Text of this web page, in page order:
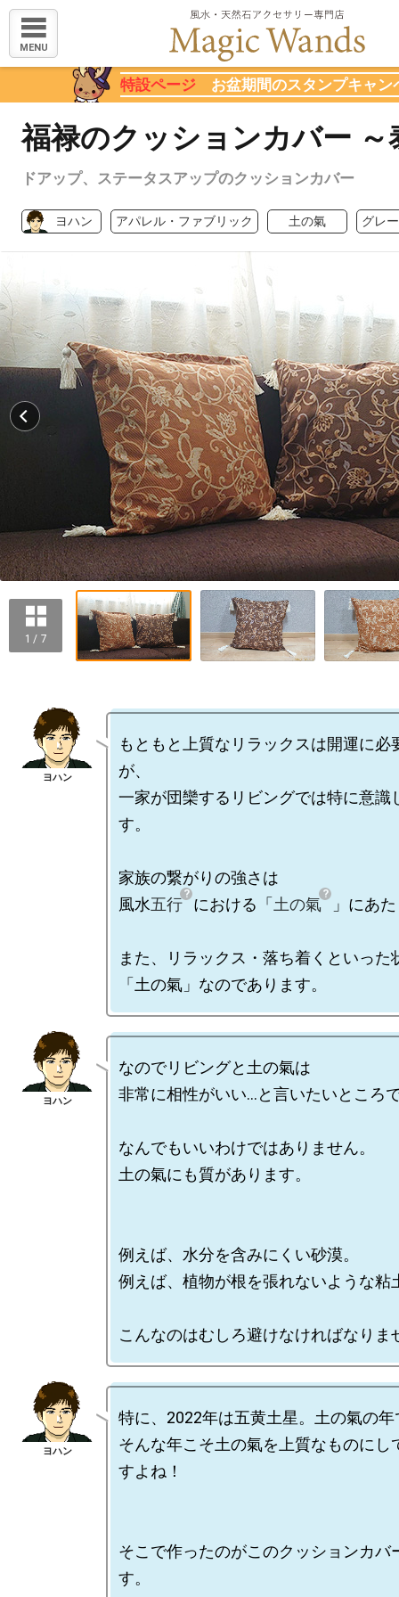
MENU
特設ページ お盆期間のスタンプキャン
福禄のクッションカバー ～
ドアップ、ステータスアップのクッションカバー
ヨハン アパレル・ファブリック 土の氣 グレ
1 / 7
もともと上質なリラックスは開運に必
が、
一家が団欒するリビングでは特に意識
す。
家族の繋がりの強さは
風水五行 における「 土の氣 」にあ
また、リラックス・落ち着くといった
なのでリビングと土の氣は
非常に相性がいい...と言いたいところ
なんでもいいわけではありません。
土の氣にも質があります。
例えば、水分を含みにくい砂漠。
例えば、植物が根を張れないような粘
特に、2022年は五黄土星。土の氣の年
そんな年こそ土の氣を上質なものにし
すよね！
そこで作ったのがこのクッションカバ